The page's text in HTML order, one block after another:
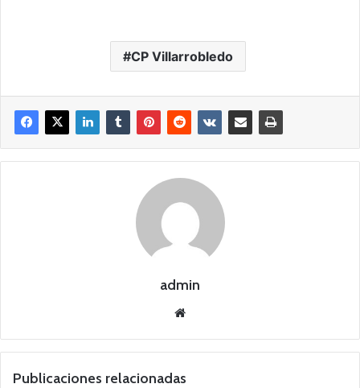
CP Villarrobledo
admin
we
Publicaciones relacionadas